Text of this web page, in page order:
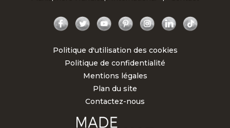
Facebook
Twitter YouTubePinterestInstagramLinkedIn
Politique d'utilisation des cookies
Politique de confidentialité
Mentions légales
Plan du site
Contactez-nous